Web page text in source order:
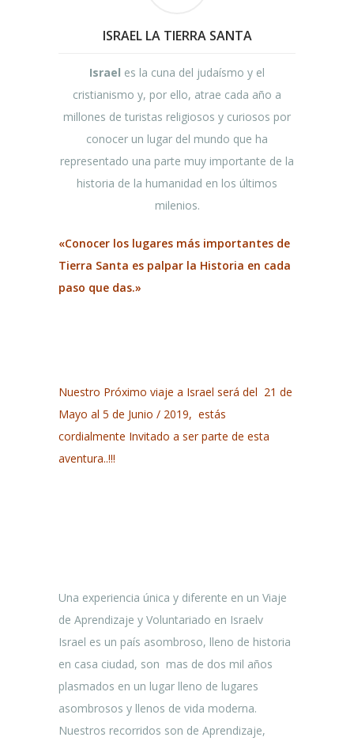
ISRAEL LA TIERRA SANTA
Israel es la cuna del judaísmo y el
cristianismo y, por ello, atrae cada año a
millones de turistas religiosos y curiosos por
conocer un lugar del mundo que ha
representado una parte muy importante de la
historia de la humanidad en los últimos
milenios.
«Conocer los lugares más importantes de
Tierra Santa es palpar la Historia en cada
paso que das.»
Nuestro Próximo viaje a Israel será del 21 de
Mayo al 5 de Junio / 2019, estás
cordialmente Invitado a ser parte de esta
aventura..!!!
Una experiencia única y diferente en un Viaje
de Aprendizaje y Voluntariado en Israelv
Israel es un país asombroso, lleno de historia
en casa ciudad, son mas de dos mil años
plasmados en un lugar lleno de lugares
asombrosos y llenos de vida moderna.
Nuestros recorridos son de Aprendizaje,